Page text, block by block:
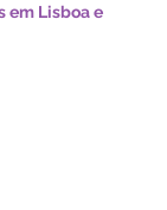
em Lisboa e